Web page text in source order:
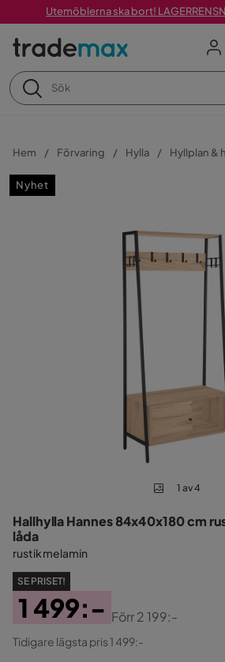
Utemöblerna ska bort!
Hem Förvaring Hylla Hyllplan &
Nyhet
1 av 4
Hallhylla Hannes 84x40x180 cm
låda
rustik melamin
SE PRISET!
Pris
1 499:-
Original
Förr2 199:-
Tidigare lägsta pris 1 499:-